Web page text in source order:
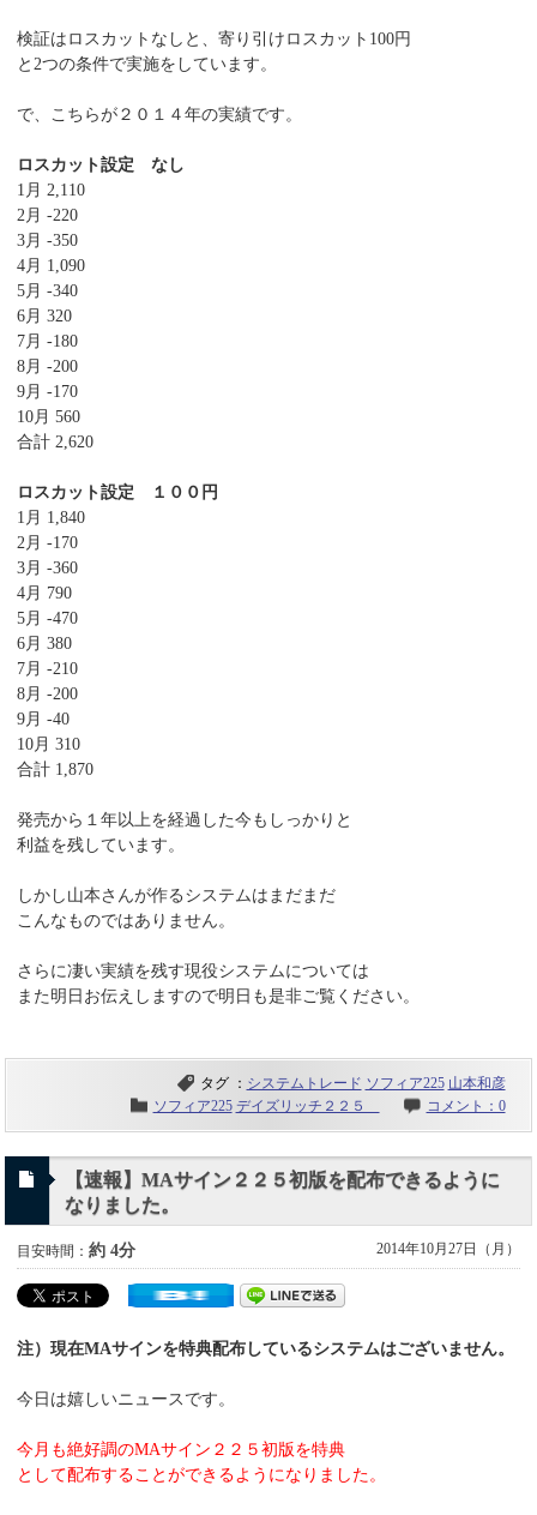
検証はロスカットなしと、寄り引けロスカット100円
と2つの条件で実施をしています。
で、こちらが２０１４年の実績です。
ロスカット設定 なし
1月 2,110
2月 -220
3月 -350
4月 1,090
5月 -340
6月 320
7月 -180
8月 -200
9月 -170
10月 560
合計 2,620
ロスカット設定 １００円
1月 1,840
2月 -170
3月 -360
4月 790
5月 -470
6月 380
7月 -210
8月 -200
9月 -40
10月 310
合計 1,870
発売から１年以上を経過した今もしっかりと
利益を残しています。
しかし山本さんが作るシステムはまだまだ
こんなものではありません。
さらに凄い実績を残す現役システムについては
また明日お伝えしますので明日も是非ご覧ください。
タグ ： システムトレード ソフィア225 山本和彦
ソフィア225 デイズリッチ２２５ コメント：0
【速報】MAサイン２２５初版を配布できるように
なりました。
目安時間：約 4分 2014年10月27日（月）
注）現在MAサインを特典配布しているシステムはございません。
今日は嬉しいニュースです。
今月も絶好調のMAサイン２２５初版を特典
として配布することができるようになりました。